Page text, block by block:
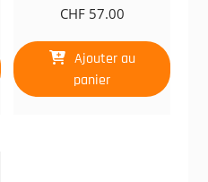
CHF57.00
Ajouter au
panier